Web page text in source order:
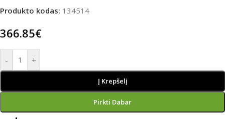
Produkto kodas: 134514
366.85€
- +
Į Krepšelį
Pirkti Dabar